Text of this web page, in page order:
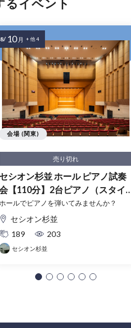
るイベント
売り切れ
セシオン杉並 ホール ピアノ試奏
【110分】2台ピアノ（スタイ
ウェイ・ベーゼンドルファー
ホールでピアノを弾いてみませんか？
セシオン杉並
189
203
セシオン杉並
会場 (関東)
8/ 10 月 + 他 4